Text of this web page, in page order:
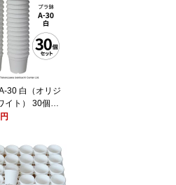
植物 多肉植物
ア 鉢 植木鉢 プ
ク ガーデニング
ング用品 ガーデ
木鉢 まとめ買い
鉢
30 白（オリジ
イト） 30個セ
スチック鉢 プ
ホワイト プラン
デニング ガー
用品 ガーデニン
円